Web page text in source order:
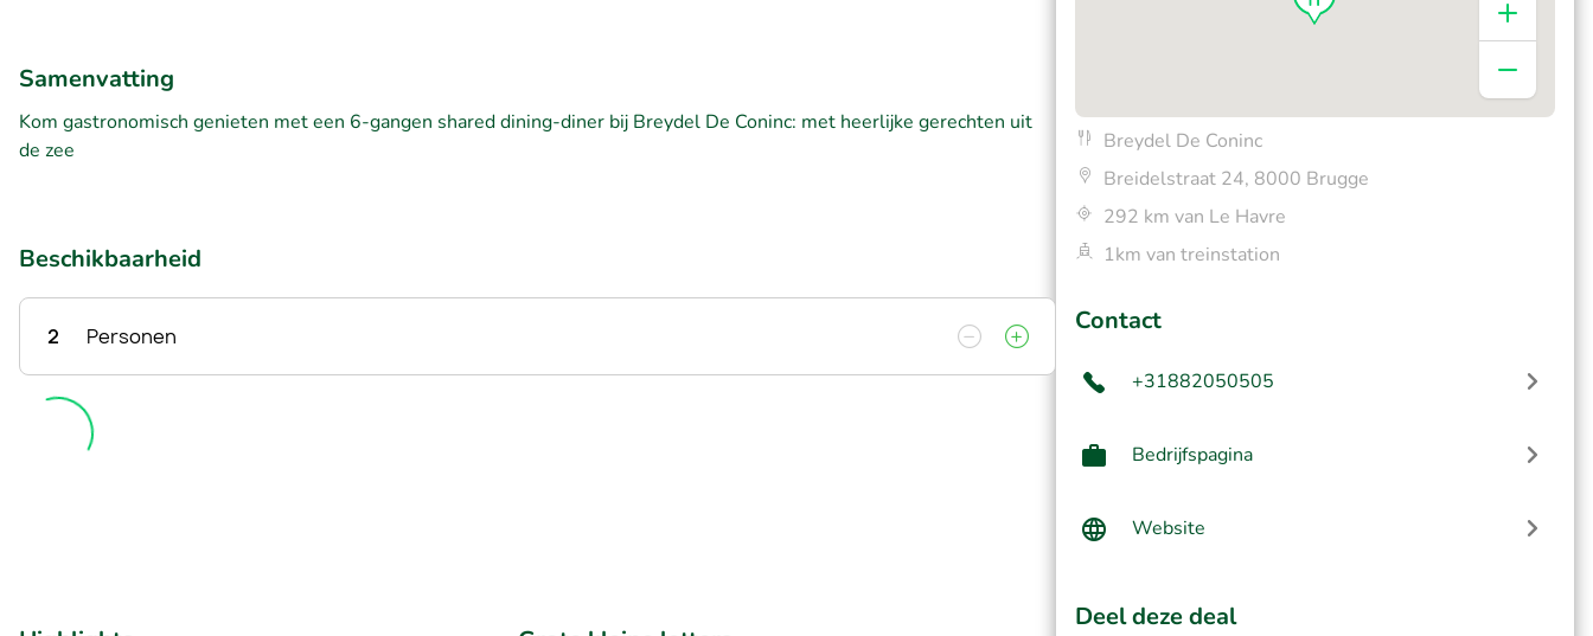
Samenvatting
Kom gastronomisch genieten met een 6-gangen shared dining-diner bij Breydel De Coninc: met heerlijke gerechten uit
de zee
Beschikbaarheid
2 Personen
Breydel De Coninc
Breidelstraat 24, 8000 Brugge
292 km van Le Havre
1km van treinstation
Contact
+31882050505
Bedrijfspagina
Website
Deel deze deal